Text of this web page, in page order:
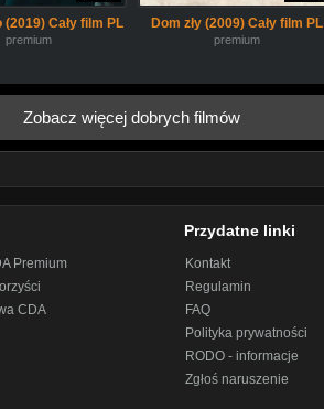
(2019) Cały film PL
premium
Dom zły (2009) Cały film PL
premium
Zobacz więcej dobrych filmów
Premium
CDA
Przydatne linki
Kontakt
Regulamin
FAQ
Polityka prywatności
RODO - informacje
Zgłoś naruszenie